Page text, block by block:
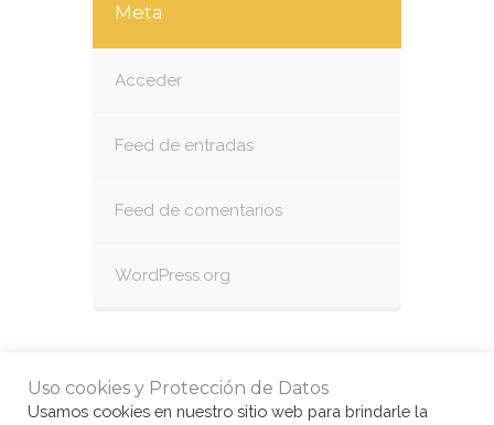
Meta
Acceder
Feed de entradas
Feed de comentarios
WordPress.org
Uso cookies y Protección de Datos
Usamos cookies en nuestro sitio web para brindarle la